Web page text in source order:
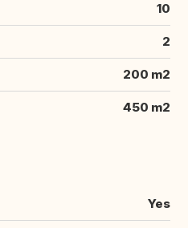
10
2
200 m2
450 m2
Yes